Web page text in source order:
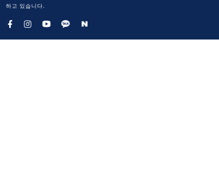
하고 있습니다.